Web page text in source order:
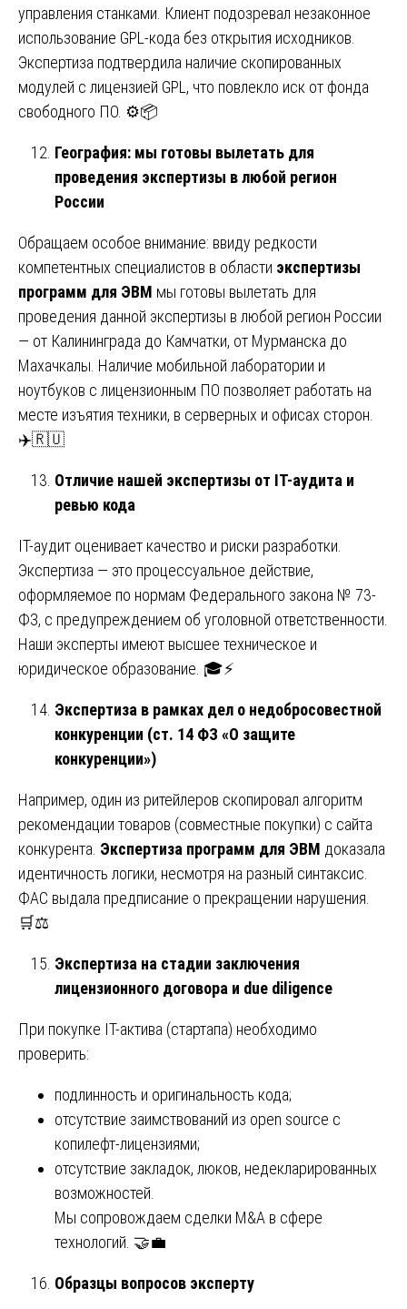
управления станками. Клиент подозревал незаконное
использование GPL-кода без открытия исходников.
Экспертиза подтвердила наличие скопированных
модулей с лицензией GPL, что повлекло иск от фонда
свободного ПО. ⚙️📦
География: мы готовы вылетать для
проведения экспертизы в любой регион
России
Обращаем особое внимание: ввиду редкости
компетентных специалистов в области экспертизы
программ для ЭВМ мы готовы вылетать для
проведения данной экспертизы в любой регион России
— от Калининграда до Камчатки, от Мурманска до
Махачкалы. Наличие мобильной лаборатории и
ноутбуков с лицензионным ПО позволяет работать на
месте изъятия техники, в серверных и офисах сторон.
✈️🇷🇺
Отличие нашей экспертизы от IT-аудита и
ревью кода
IT-аудит оценивает качество и риски разработки.
Экспертиза — это процессуальное действие,
оформляемое по нормам Федерального закона № 73-
ФЗ, с предупреждением об уголовной ответственности.
Наши эксперты имеют высшее техническое и
юридическое образование. 🎓⚡
Экспертиза в рамках дел о недобросовестной
конкуренции (ст. 14 ФЗ «О защите
конкуренции»)
Например, один из ритейлеров скопировал алгоритм
рекомендации товаров (совместные покупки) с сайта
конкурента. Экспертиза программ для ЭВМ доказала
идентичность логики, несмотря на разный синтаксис.
ФАС выдала предписание о прекращении нарушения.
🛒⚖️
Экспертиза на стадии заключения
лицензионного договора и due diligence
При покупке IT-актива (стартапа) необходимо
проверить:
подлинность и оригинальность кода;
отсутствие заимствований из open source с
копилефт-лицензиями;
отсутствие закладок, люков, недекларированных
возможностей.
Мы сопровождаем сделки M&A в сфере
технологий. 🤝💼
Образцы вопросов эксперту